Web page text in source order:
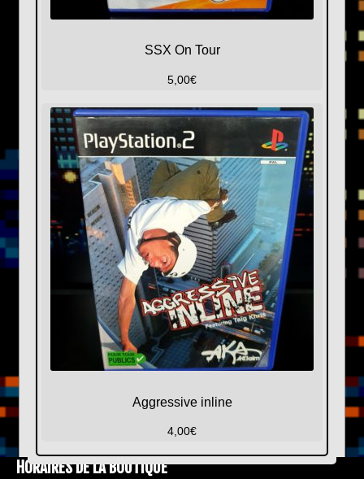
SSX On Tour
5,00€
Aggressive inline
4,00€
HORAIRES DE LA BOUTIQUE